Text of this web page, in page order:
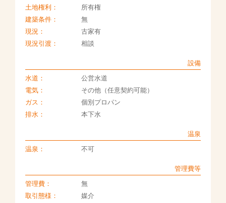
土地権利：
所有権
建築条件：
無
現況：
古家有
現況引渡：
相談
設備
水道：
公営水道
電気：
その他（任意契約可能）
ガス：
個別プロパン
排水：
本下水
温泉
温泉：
不可
管理費等
管理費：
無
取引態様：
媒介